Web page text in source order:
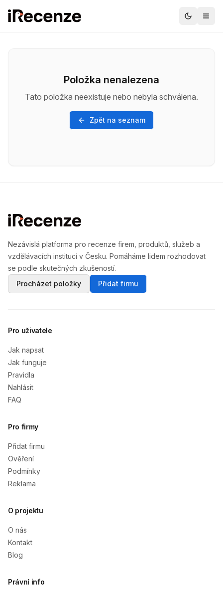
Položka nenalezena
Tato položka neexistuje nebo nebyla schválena.
Zpět na seznam
Nezávislá platforma pro recenze firem, produktů, služeb a
vzdělávacích institucí v Česku. Pomáháme lidem rozhodovat
se podle skutečných zkušeností.
Procházet položky
Přidat firmu
Pro uživatele
Jak napsat
Jak funguje
Pravidla
Nahlásit
FAQ
Pro firmy
Přidat firmu
Ověření
Podmínky
Reklama
O projektu
O nás
Kontakt
Blog
Právní info